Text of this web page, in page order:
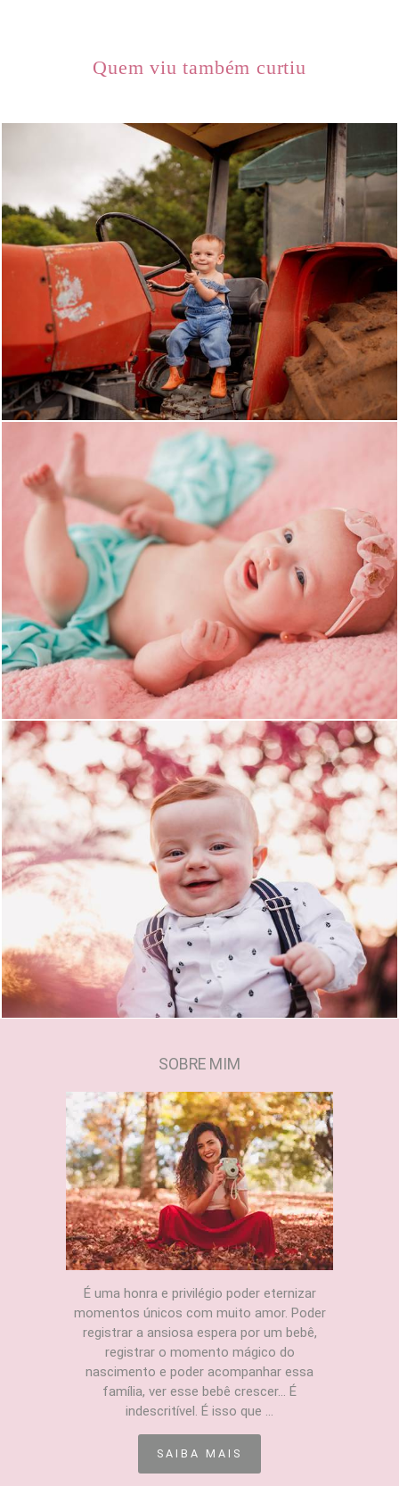
Quem viu também curtiu
473 0
1675 1
1165 0
SOBRE MIM
É uma honra e privilégio poder eternizar
momentos únicos com muito amor. Poder
registrar a ansiosa espera por um bebê,
registrar o momento mágico do
nascimento e poder acompanhar essa
família, ver esse bebê crescer... É
indescritível. É isso que ...
SAIBA MAIS